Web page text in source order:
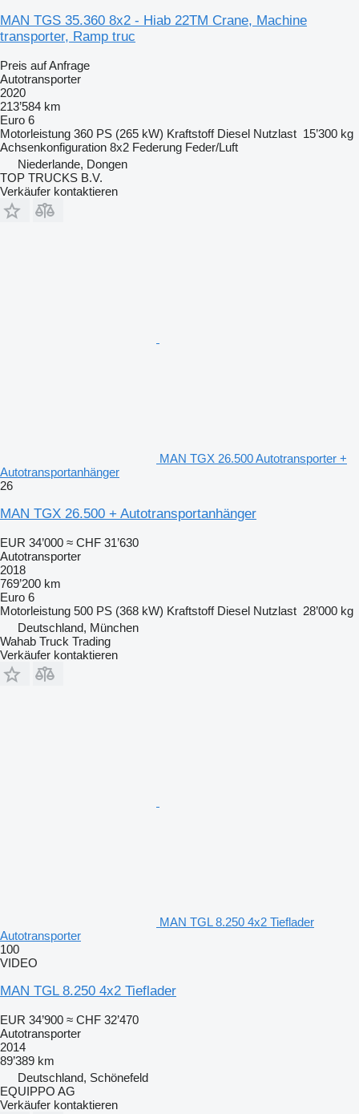
MAN TGS 35.360 8x2 - Hiab 22TM Crane, Machine
transporter, Ramp truc
Preis auf Anfrage
Autotransporter
2020
213’584 km
Euro 6
Motorleistung 360 PS (265 kW) Kraftstoff Diesel Nutzlast 15’300 kg
Achsenkonfiguration 8x2 Federung Feder/Luft
Niederlande, Dongen
TOP TRUCKS B.V.
Verkäufer kontaktieren
MAN TGX 26.500 Autotransporter +
Autotransportanhänger
26
MAN TGX 26.500 + Autotransportanhänger
EUR 34’000 ≈ CHF 31’630
Autotransporter
2018
769’200 km
Euro 6
Motorleistung 500 PS (368 kW) Kraftstoff Diesel Nutzlast 28’000 kg
Deutschland, München
Wahab Truck Trading
Verkäufer kontaktieren
MAN TGL 8.250 4x2 Tieflader
Autotransporter
100
VIDEO
MAN TGL 8.250 4x2 Tieflader
EUR 34’900 ≈ CHF 32’470
Autotransporter
2014
89’389 km
Deutschland, Schönefeld
EQUIPPO AG
Verkäufer kontaktieren